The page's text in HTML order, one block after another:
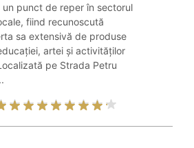
un punct de reper în sectorul
fiind recunoscută
sa extensivă de produse
artei și activităților
pe Strada Petru